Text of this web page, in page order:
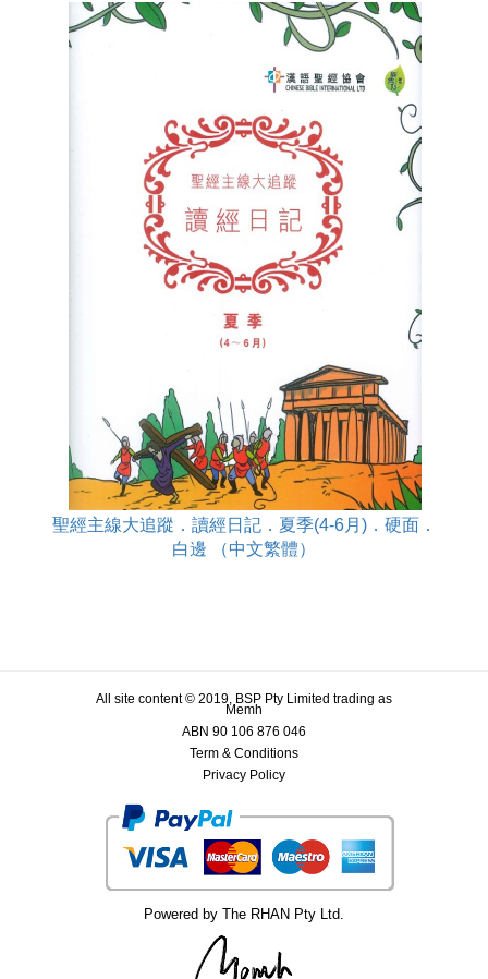
聖經主線大追蹤．讀經日記．夏季(4-6月)．硬面．
白邊 （中文繁體）
All site content © 2019, BSP Pty Limited trading as
Memh
ABN 90 106 876 046
Term & Conditions
Privacy Policy
Powered by The RHAN Pty Ltd.